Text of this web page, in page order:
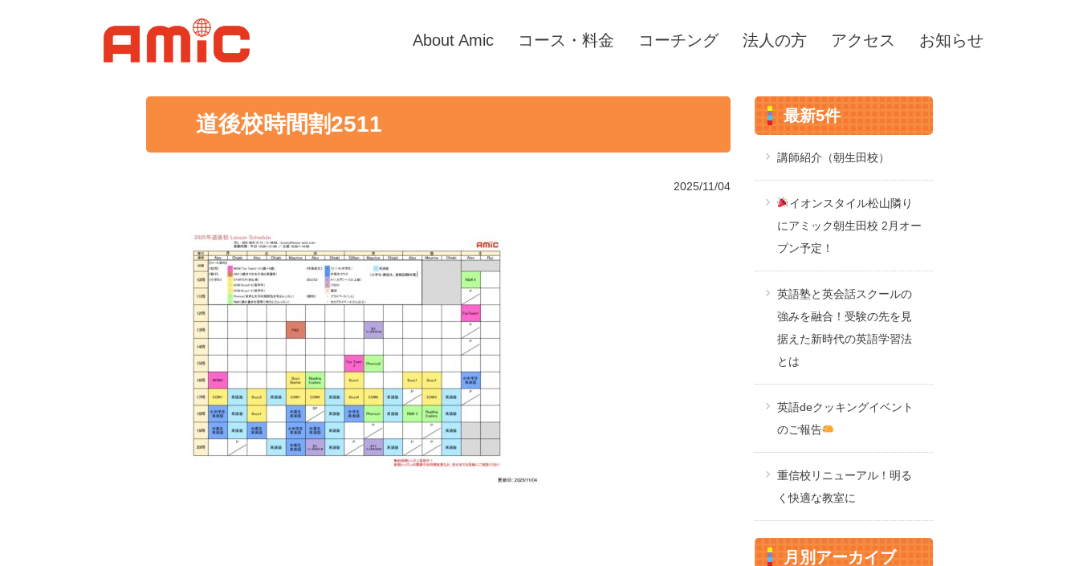
About Amic コース・料金 コーチング 法人の方 アクセス お知らせ
道後校時間割2511
2025/11/04
最新5件
講師紹介（朝生田校）
イオンスタイル松山隣り
にアミック朝生田校 2月オー
プン予定！
英語塾と英会話スクールの
強みを融合！受験の先を見
据えた新時代の英語学習法
とは
英語deクッキングイベント
のご報告
重信校リニューアル！明る
く快適な教室に
月別アーカイブ